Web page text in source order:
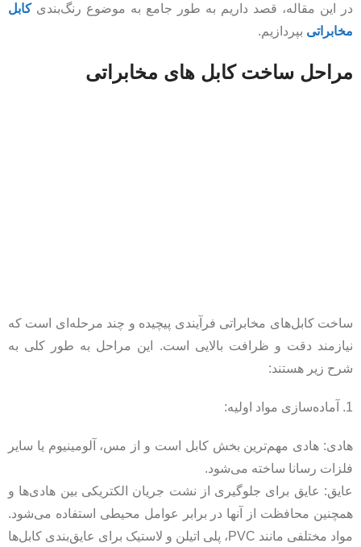
در این مقاله، قصد داریم به طور جامع به موضوع رنگ‌بندیکابل‌
مخابراتی بپردازیم.
مراحل ساخت کابل های مخابراتی
ساخت کابل‌های مخابراتی فرآیندی پیچیده و چند مرحله‌ای است که
نیازمند دقت و ظرافت بالایی است. این مراحل به طور کلی به
شرح زیر هستند:
1. آماده‌سازی مواد اولیه:
هادی: هادی مهم‌ترین بخش کابل است و از مس، آلومینیوم یا سایر
فلزات رسانا ساخته می‌شود.
عایق: عایق برای جلوگیری از نشت جریان الکتریکی بین هادی‌ها و
همچنین محافظت از آنها در برابر عوامل محیطی استفاده می‌شود.
مواد مختلفی مانند PVC، پلی اتیلن و لاستیک برای عایق‌بندی کابل‌ها